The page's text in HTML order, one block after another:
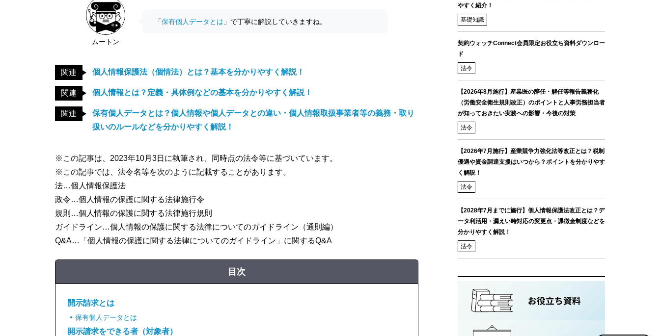
ムートン
「保有個人データとは 」で丁寧に解説していきますね。
関連 個人情報保護法（個情法）とは？基本を分かりやすく解説！
関連 個人情報とは？定義・具体例などの基本を分かりやすく解説！
関連
保有個人データとは？個人情報や個人データとの違い・個人情報取扱事業者等の義務・取り
扱いのルールなどを分かりやすく解説！
※この記事は、2023年10月3日に執筆され、同時点の法令等に基づいています。
※この記事では、法令名等を次のように記載することがあります。
法…個人情報保護法
政令…個人情報の保護に関する法律施行令
規則…個人情報の保護に関する法律施行規則
ガイドライン…個人情報の保護に関する法律についてのガイドライン（通則編）
Q&A…「個人情報の保護に関する法律についてのガイドライン」に関するQ&A
目次
開示請求とは
保有個人データとは
開示請求をできる者（対象者）
やすく紹介！
基礎知識
契約ウォッチConnect会員限定お役立ち資料ダウンロー
ド
法令
【2026年8月施行】産業医の辞任・解任等報告義務化
（労働安全衛生規則改正）のポイントと人事労務担当者
が知っておきたい実務への影響・今後の対策
法令
【2026年7月施行】産業競争力強化法等改正とは？税制
優遇や資金調達支援はいつから？ポイントを分かりやす
く解説！
法令
【2028年7月までに施行】個人情報保護法改正とは？デ
ータ利活用・漏えい時対応の変更点・課徴金制度などを
分かりやすく解説！
法令